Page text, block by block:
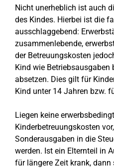
Nicht unerheblich ist auch
des Kindes. Hierbei ist die
ausschlaggebend:
zusammenlebende,
der Betreuungskosten
Kind wie Betriebsausgaben
absetzen. Dies gilt für
Kind unter 14 Jahren bzw.
Liegen keine
Kinderbetreuungskosten
Sonderausgaben in die
werden. Ist ein Elternteil in
für längere Zeit krank, dann